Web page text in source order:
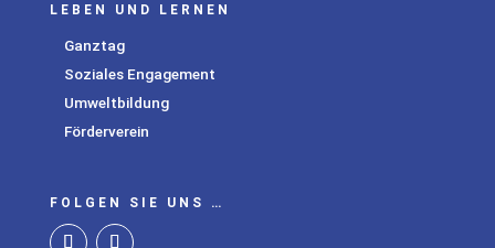
LEBEN UND LERNEN
Ganztag
Soziales Engagement
Umweltbildung
Förderverein
FOLGEN SIE UNS …